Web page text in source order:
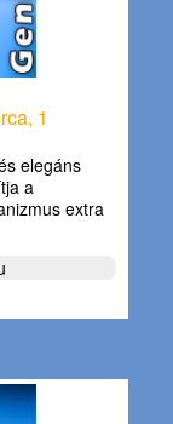
1
elegáns
a
extra